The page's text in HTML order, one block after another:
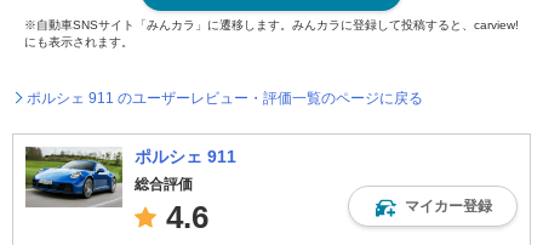
※自動車SNSサイト「みんカラ」に遷移します。みんカラに登録して投稿すると、carview!
にも表示されます。
ポルシェ 911 のユーザーレビュー・評価一覧のページに戻る
ポルシェ 911
総合評価
4.6 マイカー登録